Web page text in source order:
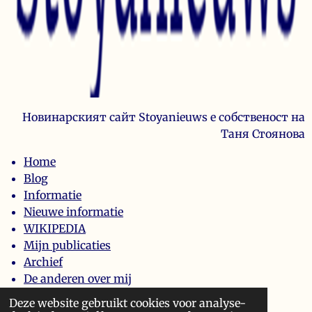
Deze website gebruikt cookies voor analyse-
Новинарският сайт Stoyanieuws е собственост на
Таня Стоянова
Home
Blog
Informatie
Nieuwe informatie
WIKIPEDIA
Mijn publicaties
Archief
De anderen over mij
Home